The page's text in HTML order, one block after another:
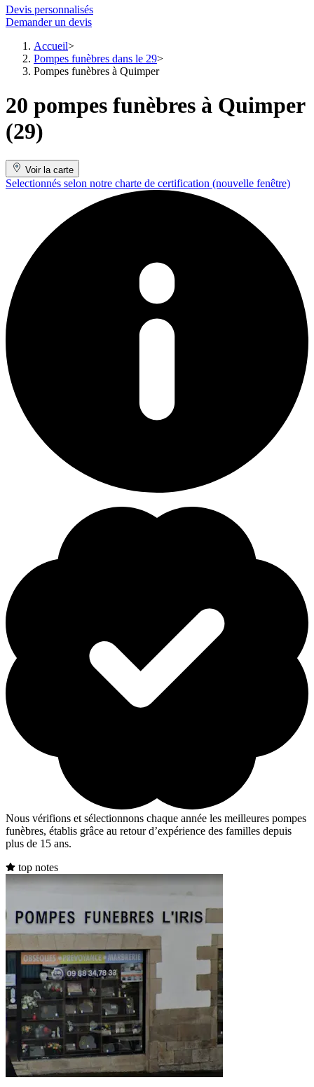
Devis personnalisés
Demander un devis
Accueil
Pompes funèbres dans le 29
Pompes funèbres à Quimper
20 pompes funèbres à Quimper
(29)
Voir la carte
Selectionnés selon notre charte de certification (nouvelle fenêtre)
Nous vérifions et sélectionnons chaque année les meilleures pompes
funèbres, établis grâce au retour d’expérience des familles depuis
plus de 15 ans.
top notes